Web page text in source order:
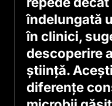
îndelungată
în clinici,
descoperire
ştiinţă.
diferenţe